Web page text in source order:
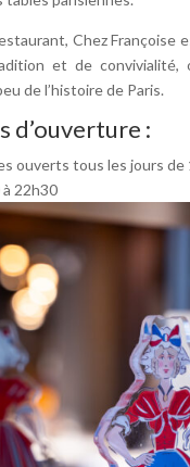
Chez Françoise
et de convivialité,
de l’histoire de Paris.
d’ouverture :
ouverts tous les jours de
22h30